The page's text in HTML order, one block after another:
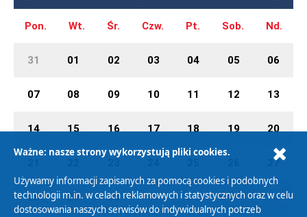
Pon. Wt. Śr. Czw. Pt. Sob. Nd.
31 01 02 03 04 05 06
07 08 09 10 11 12 13
14 15 16 17 18 19 20
27
28 29 30 01 02 03 04
Ważne: nasze strony wykorzystują pliki cookies.
Używamy informacji zapisanych za pomocą cookies i podobnych
technologii m.in. w celach reklamowych i statystycznych oraz w celu
dostosowania naszych serwisów do indywidualnych potrzeb